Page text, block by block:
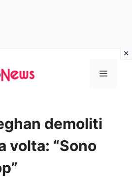
Menu
demoliti
volta: “Sono